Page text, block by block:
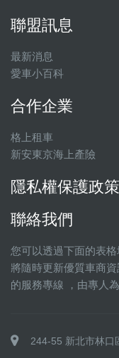
聯盟訊息
最新消息
愛車小百科
合作企業
格上租車
新安東京海上產險
隱私權保護政策
聯絡我們
您可以透過下面的表
將隨時更新優質車商
的服務專線 ，由專人為
244-55 新北市林口